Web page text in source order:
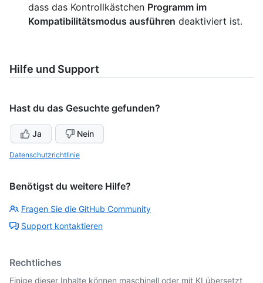
dass das Kontrollkästchen Programm im
Kompatibilitätsmodus ausführen deaktiviert ist.
Hilfe und Support
Hast du das Gesuchte gefunden?
Ja Nein
Datenschutzrichtlinie
Benötigst du weitere Hilfe?
Fragen Sie die GitHub Community
Support kontaktieren
Rechtliches
Einige dieser Inhalte können maschinell oder mit KI übersetzt